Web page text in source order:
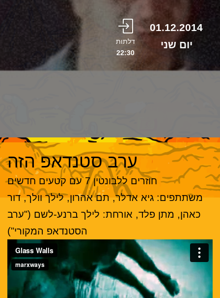
01.12.2014
יום שני
דלתות
22:30
ערב סטנדאפ הזה
חוזרים ללבונטין 7 עם קטעים חדשים
משתתפים: גיא אדלר, תם אהרון, לילך וולך, דור
כאהן, מתן פלד, אורחת: לילך ברנע-לשם ("ערב
הסטנדאפ המקורי")